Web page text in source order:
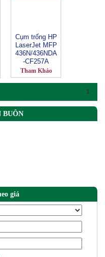
Cụm trống HP
LaserJet MFP
436N/436NDA
-CF257A
Tham Khảo
1
BUÔN
giá